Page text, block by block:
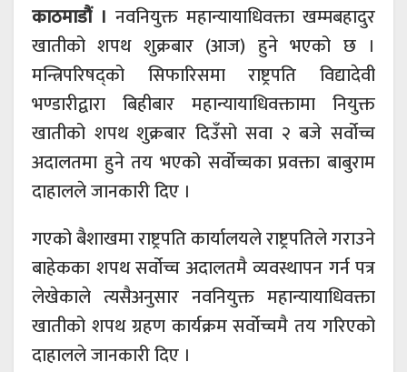
काठमाडौं । नवनियुक्त महान्यायाधिवक्ता खम्मबहादुर
खातीको शपथ शुक्रबार (आज) हुने भएको छ ।
मन्त्रिपरिषद्को सिफारिसमा राष्ट्रपति विद्यादेवी
भण्डारीद्वारा बिहीबार महान्यायाधिवक्तामा नियुक्त
खातीको शपथ शुक्रबार दिउँसो सवा २ बजे सर्वोच्च
अदालतमा हुने तय भएको सर्वोच्चका प्रवक्ता बाबुराम
दाहालले जानकारी दिए ।
गएको बैशाखमा राष्ट्रपति कार्यालयले राष्ट्रपतिले गराउने
बाहेकका शपथ सर्वोच्च अदालतमै व्यवस्थापन गर्न पत्र
लेखेकाले त्यसैअनुसार नवनियुक्त महान्यायाधिवक्ता
खातीको शपथ ग्रहण कार्यक्रम सर्वोच्चमै तय गरिएको
दाहालले जानकारी दिए ।